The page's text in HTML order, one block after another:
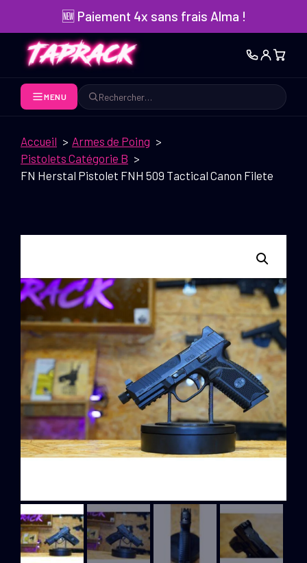
contenu
🆕 Paiement 4x sans frais Alma !
MENU
Rechercher
Accueil
Armes de Poing
Pistolets Catégorie B
FN Herstal Pistolet FNH 509 Tactical Canon Filete